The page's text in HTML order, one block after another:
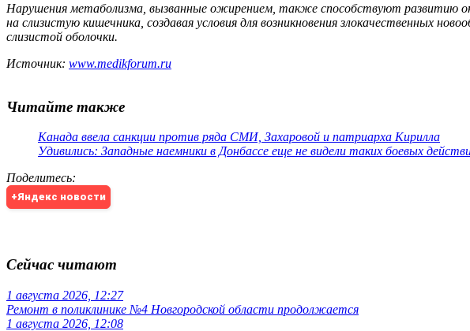
Нарушения метаболизма, вызванные ожирением, также способствуют развитию
на слизистую кишечника, создавая условия для возникновения злокачественных
слизистой оболочки.
Источник: www.medikforum.ru
Читайте также
Канада ввела санкции против ряда СМИ, Захаровой и патриарха Кирилла
Удивились: Западные наемники в Донбассе еще не видели таких боевых
Поделитесь:
+Яндекс новости
Сейчас читают
1 августа 2026, 12:27
Ремонт в поликлинике №4 Новгородской области продолжается
1 августа 2026, 12:08